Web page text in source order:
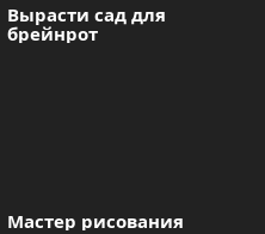
Вырасти сад для
брейнрот
Мастер рисования